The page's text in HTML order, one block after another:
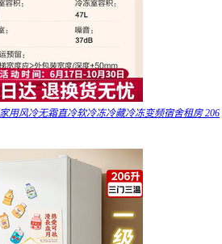
用风冷无霜直冷软冷冻冷藏冷冻变频宿舍租房 206